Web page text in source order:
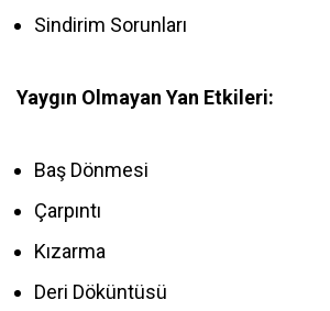
Sindirim Sorunları
Yaygın Olmayan Yan Etkileri:
Baş Dönmesi
Çarpıntı
Kızarma
Deri Döküntüsü